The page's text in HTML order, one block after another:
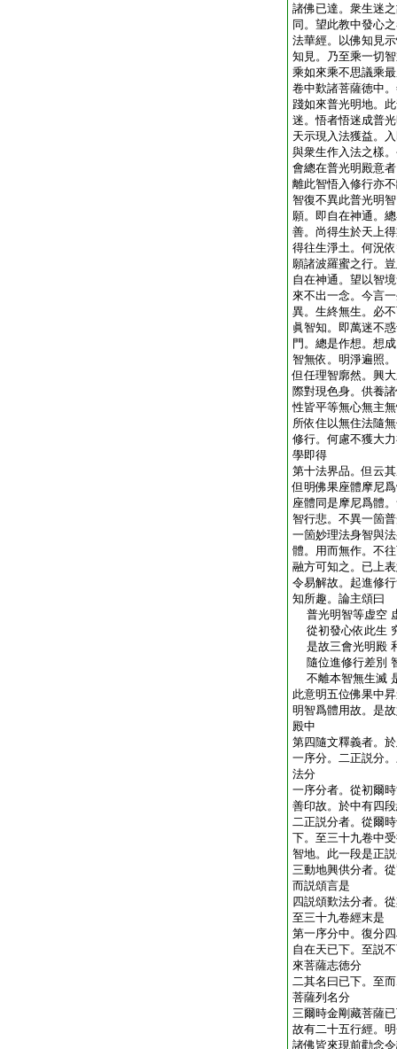
諸佛已達。衆生迷
同。望此教中發心
法華經。以佛知見
知見。乃至乘一切
乘如來乘不思議乘
卷中歎諸菩薩徳中
踐如來普光明地。
迷。悟者悟迷成普
天示現入法獲益。
與衆生作入法之樣
會總在普光明殿意
離此智悟入修行亦
智復不異此普光明
願。即自在神通。
善。尚得生於天上
得往生淨土。何況
願諸波羅蜜之行。
自在神通。望以智
來不出一念。今言
異。生終無生。必
眞智知。即萬迷不
門。總是作想。想
智無依。明淨遍照
但任理智廓然。興
際對現色身。供養
性皆平等無心無主
所依住以無住法隨
修行。何慮不獲大
學即得
第十法界品。但云
但明佛果座體摩尼
座體同是摩尼爲體
智行悲。不異一箇
一箇妙理法身智與
體。用而無作。不
融方可知之。已上
令易解故。起進修
知所趣。論主頌曰
普光明智等虚空
從初發心依此生
是故三會光明殿
隨位進修行差別
不離本智無生滅
此意明五位佛果中
明智爲體用故。是
殿中
第四隨文釋義者。
一序分。二正説分
法分
一序分者。從初爾
善印故。於中有四
二正説分者。從爾
下。至三十九卷中
智地。此一段是正
三動地興供分者。
而説頌言是
四説頌歎法分者。
至三十九卷經末是
第一序分中。復分
自在天已下。至説
來菩薩志徳分
二其名曰已下。至
菩薩列名分
三爾時金剛藏菩薩
故有二十五行經。
諸佛皆來現前勸念